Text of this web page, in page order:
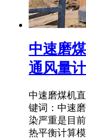
中速磨
通风量
中速磨煤机
键词：中速
染严重是目
热平衡计算